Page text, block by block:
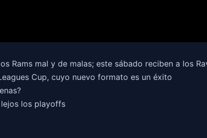
Rams mal y de malas; este sábado reciben a los
Cup, cuyo nuevo formato es un éxito
los playoffs